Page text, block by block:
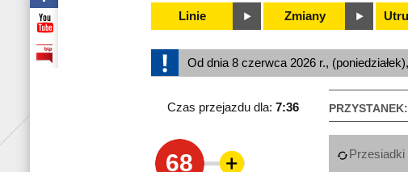
Linie Zmiany
Od dnia 8 czerwca 2026 r.,
PRZYSTANEK:
Czas przejazdu dla: 7:36
68 Przesiadki